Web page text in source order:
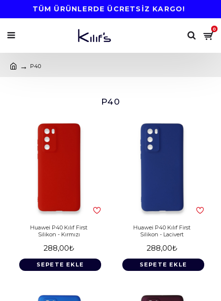
TÜM ÜRÜNLERDE ÜCRETSİZ KARGO!
0
P40
P40
Huawei P40 Kılıf First
Silikon - Kırmızı
288,00₺
SEPETE EKLE
Huawei P40 Kılıf First
Silikon - Lacivert
288,00₺
SEPETE EKLE